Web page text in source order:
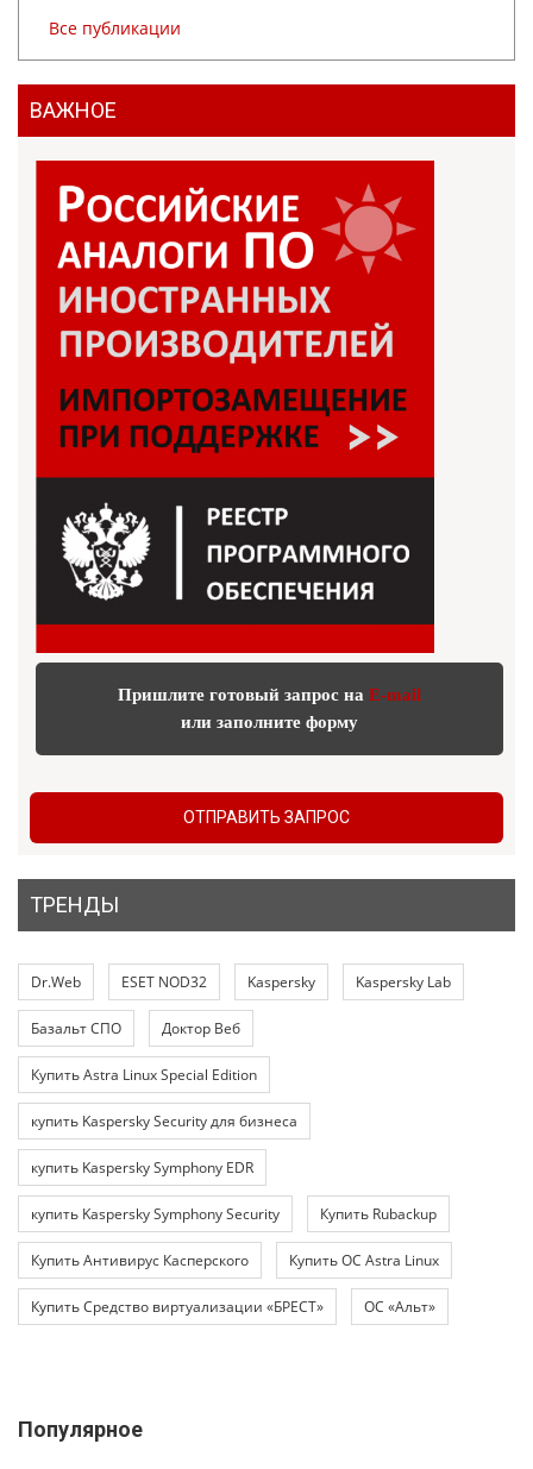
Все публикации
ВАЖНОЕ
Пришлите готовый запрос на E-mail
или заполните форму
ОТПРАВИТЬ ЗАПРОС
ТРЕНДЫ
Dr.Web ESET NOD32 Kaspersky Kaspersky Lab
Базальт СПО Доктор Веб
Купить Astra Linux Special Edition
купить Kaspersky Security для бизнеса
купить Kaspersky Symphony EDR
купить Kaspersky Symphony Security Купить Rubackup
Купить Антивирус Касперского Купить ОС Astra Linux
Купить Средство виртуализации «БРЕСТ» ОС «Альт»
Популярное